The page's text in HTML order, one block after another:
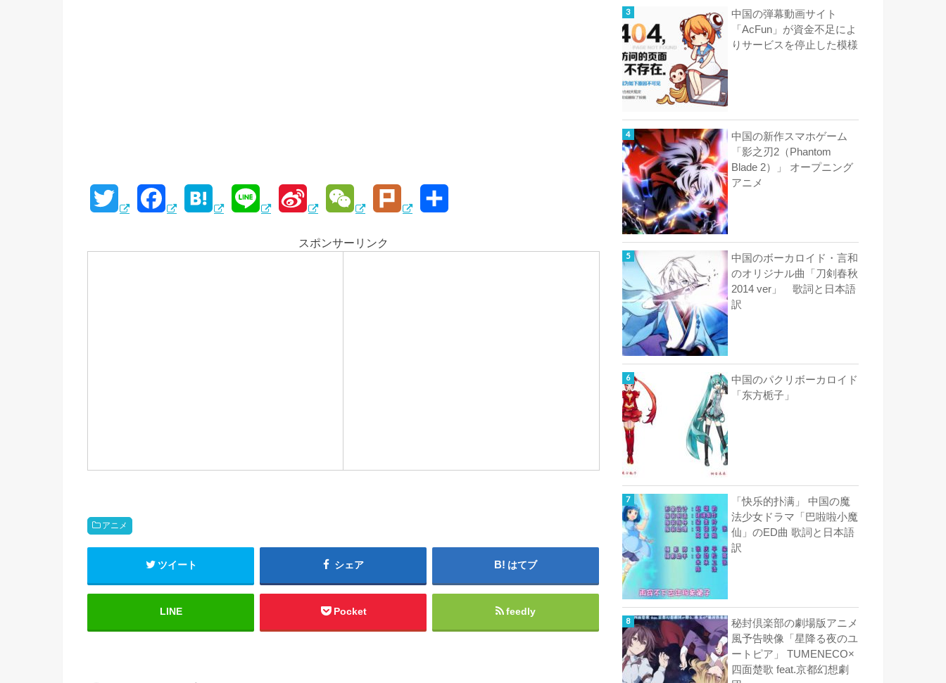
i c t n n C u
スポンサーリンク
アニメ
ツイート シェア はてブ
LINE Pocket feedly
中国の弾幕動画サイト
「AcFun」が資金不足によ
りサービスを停止した模様
中国の新作スマホゲーム
「影之刃2（Phantom
Blade 2）」 オープニング
アニメ
中国のボーカロイド・言和
のオリジナル曲「刀剣春秋
2014 ver」 歌詞と日本語
訳
中国のパクリボーカロイド
「东方栀子」
「快乐的扑满」 中国の魔
法少女ドラマ「巴啦啦小魔
仙」のED曲 歌詞と日本語
訳
秘封倶楽部の劇場版アニメ
風予告映像「星降る夜のユ
ートピア」 TUMENECO×
四面楚歌 feat.京都幻想劇